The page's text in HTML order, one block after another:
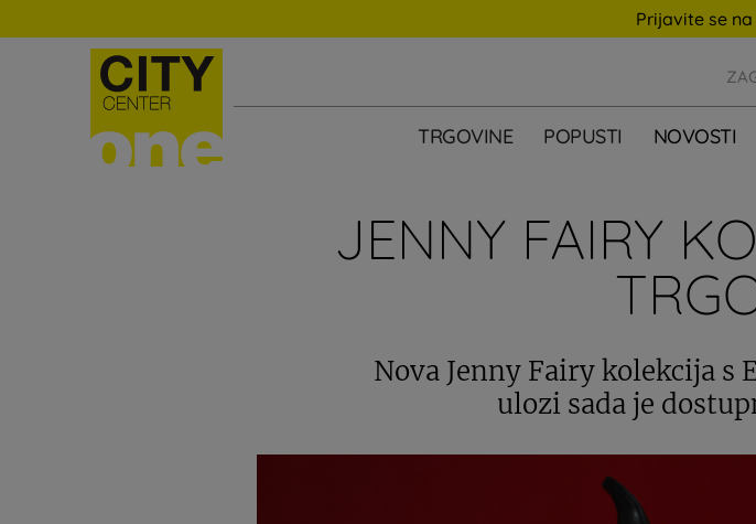
Prijavite se
TRGOVINE POPUSTI NOVOSTI
JENNY FAIRY
Nova Jenny Fairy kolekcija s
ulozi sada je